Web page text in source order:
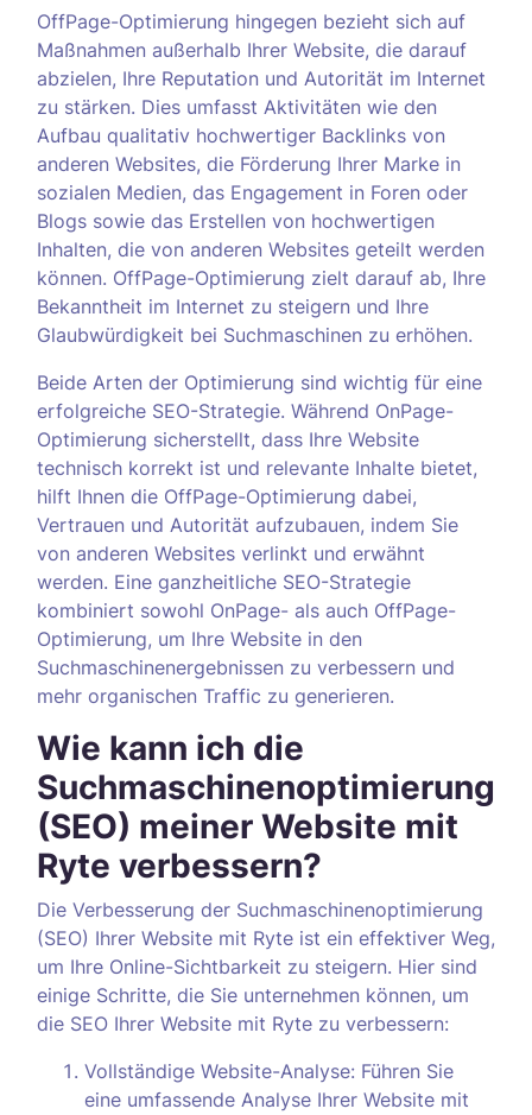
OffPage-Optimierung hingegen bezieht sich auf
Maßnahmen außerhalb Ihrer Website, die darauf
abzielen, Ihre Reputation und Autorität im Internet
zu stärken. Dies umfasst Aktivitäten wie den
Aufbau qualitativ hochwertiger Backlinks von
anderen Websites, die Förderung Ihrer Marke in
sozialen Medien, das Engagement in Foren oder
Blogs sowie das Erstellen von hochwertigen
Inhalten, die von anderen Websites geteilt werden
können. OffPage-Optimierung zielt darauf ab, Ihre
Bekanntheit im Internet zu steigern und Ihre
Glaubwürdigkeit bei Suchmaschinen zu erhöhen.
Beide Arten der Optimierung sind wichtig für eine
erfolgreiche SEO-Strategie. Während OnPage-
Optimierung sicherstellt, dass Ihre Website
technisch korrekt ist und relevante Inhalte bietet,
hilft Ihnen die OffPage-Optimierung dabei,
Vertrauen und Autorität aufzubauen, indem Sie
von anderen Websites verlinkt und erwähnt
werden. Eine ganzheitliche SEO-Strategie
kombiniert sowohl OnPage- als auch OffPage-
Optimierung, um Ihre Website in den
Suchmaschinenergebnissen zu verbessern und
mehr organischen Traffic zu generieren.
Wie kann ich die
Suchmaschinenoptimierung
(SEO) meiner Website mit
Ryte verbessern?
Die Verbesserung der Suchmaschinenoptimierung
(SEO) Ihrer Website mit Ryte ist ein effektiver Weg,
um Ihre Online-Sichtbarkeit zu steigern. Hier sind
einige Schritte, die Sie unternehmen können, um
die SEO Ihrer Website mit Ryte zu verbessern:
Vollständige Website-Analyse: Führen Sie
eine umfassende Analyse Ihrer Website mit